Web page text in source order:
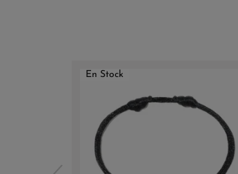
En Stock